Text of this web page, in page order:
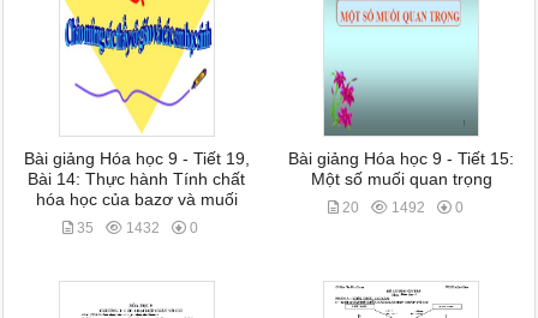
Bài giảng Hóa học 9 - Tiết 19,
Bài 14: Thực hành Tính chất
hóa học của bazơ và muối
35 1432 0
Bài giảng Hóa học 9 - Tiết 15:
Một số muối quan trọng
20 1492 0